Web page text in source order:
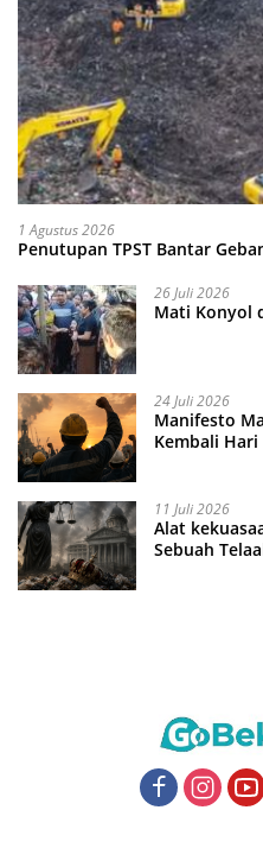
1 Agustus 2026
Penutupan TPST Bantar
26 Juli 2026
Mati Konyol
24 Juli 2026
Manifesto
Kembali
11 Juli 2026
Alat
Sebuah